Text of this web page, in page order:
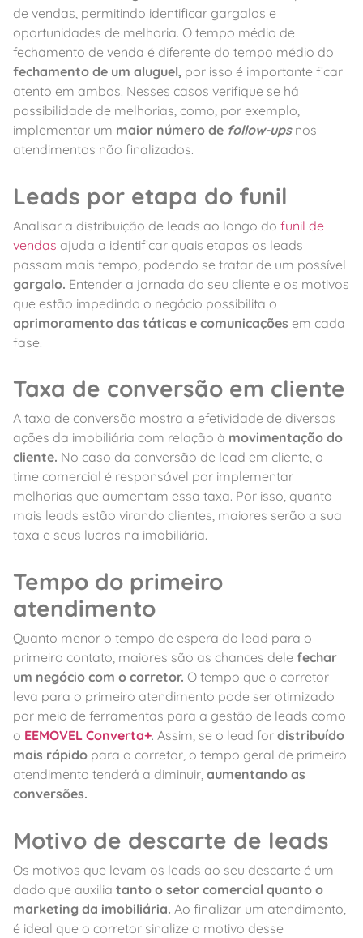
de vendas, permitindo identificar gargalos e
oportunidades de melhoria. O tempo médio de
fechamento de venda é diferente do tempo médio do
fechamento de um aluguel, por isso é importante ficar
atento em ambos. Nesses casos verifique se há
possibilidade de melhorias, como, por exemplo,
implementar um maior número de follow-upsnos
atendimentos não finalizados.
Leads por etapa do funil
Analisar a distribuição de leads ao longo do funil de
vendas ajuda a identificar quais etapas os leads
passam mais tempo, podendo se tratar de um possível
gargalo. Entender a jornada do seu cliente e os motivos
que estão impedindo o negócio possibilita o
aprimoramento das táticas e comunicações em cada
fase.
Taxa de conversão em cliente
A taxa de conversão mostra a efetividade de diversas
ações da imobiliária com relação à movimentação do
cliente. No caso da conversão de lead em cliente, o
time comercial é responsável por implementar
melhorias que aumentam essa taxa. Por isso, quanto
mais leads estão virando clientes, maiores serão a sua
taxa e seus lucros na imobiliária.
Tempo do primeiro
atendimento
Quanto menor o tempo de espera do lead para o
primeiro contato, maiores são as chances dele fechar
um negócio com o corretor. O tempo que o corretor
leva para o primeiro atendimento pode ser otimizado
por meio de ferramentas para a gestão de leads como
o EEMOVEL Converta+. Assim, se o lead for distribuído
mais rápido para o corretor, o tempo geral de primeiro
atendimento tenderá a diminuir, aumentando as
conversões.
Motivo de descarte de leads
Os motivos que levam os leads ao seu descarte é um
dado que auxilia tanto o setor comercial quanto o
marketing da imobiliária. Ao finalizar um atendimento,
é ideal que o corretor sinalize o motivo desse